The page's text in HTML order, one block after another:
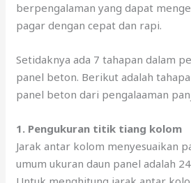
berpengalaman yang dapat
pagar dengan cepat dan rapi.
Setidaknya ada 7 tahapan dalam
panel beton. Berikut adalah
panel beton dari pengalaaman
1. Pengukuran titik tiang kolom
Jarak antar kolom menyesuaikan
umum ukuran daun panel adalah